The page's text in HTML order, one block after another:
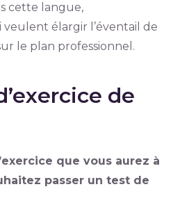
cette langue,
veulent élargir l’éventail de
le plan professionnel.
de
que vous aurez à
passer un test de